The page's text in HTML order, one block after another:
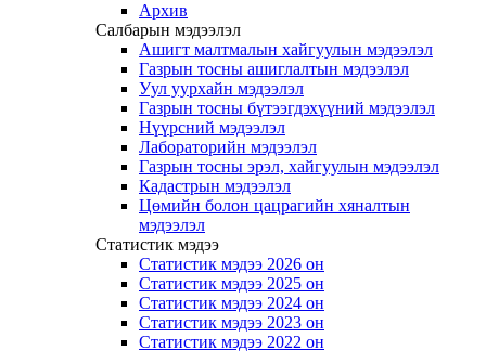
Архив
Салбарын мэдээлэл
Ашигт малтмалын хайгуулын мэдээлэл
Газрын тосны ашиглалтын мэдээлэл
Уул уурхайн мэдээлэл
Газрын тосны бүтээгдэхүүний мэдээлэл
Нүүрсний мэдээлэл
Лабораторийн мэдээлэл
Газрын тосны эрэл, хайгуулын мэдээлэл
Кадастрын мэдээлэл
Цөмийн болон цацрагийн хяналтын
мэдээлэл
Статистик мэдээ
Статистик мэдээ 2026 он
Статистик мэдээ 2025 он
Статистик мэдээ 2024 он
Статистик мэдээ 2023 он
Статистик мэдээ 2022 он